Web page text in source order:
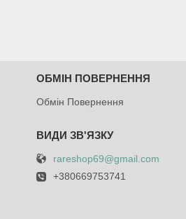
ОБМІН ПОВЕРНЕННЯ
Обмін Повернення
rareshop69@gmail.com
+380669753741